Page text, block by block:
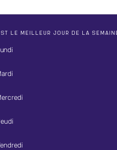
LE MEILLEUR JOUR DE LA